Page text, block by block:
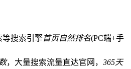
等搜索引擎首页自然排名(PC端+手
，大量搜索流量直达官网， 365天